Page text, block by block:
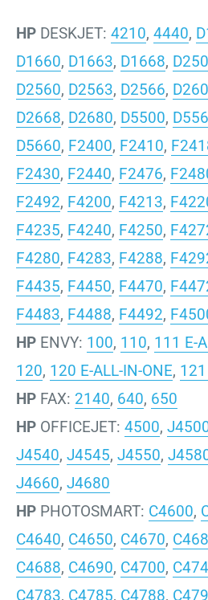
HP DESKJET: 4210, 4440,
D1660, D1663, D1668,
D2560, D2563, D2566,
D2668, D2680, D5500,
D5660, F2400, F2410,
F2430, F2440, F2476,
F2492, F4200, F4213,
F4235, F4240, F4250,
F4280, F4283, F4288,
F4435, F4450, F4470,
F4483, F4488, F4492,
HP ENVY: 100, 110, 111 E-
120, 120 E-ALL-IN-ONE, 121
HP FAX: 2140, 640, 650
HP OFFICEJET: 4500,
J4540, J4545, J4550,
J4660, J4680
HP PHOTOSMART: C4600,
C4640, C4650, C4670,
C4688, C4690, C4700,
C4783, C4785, C4788,